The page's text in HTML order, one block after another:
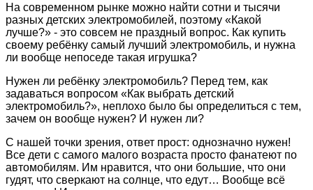
На современном рынке можно найти сотни и тысячи
разных детских электромобилей, поэтому «Какой
лучше?» - это совсем не праздный вопрос. Как купить
своему ребёнку самый лучший электромобиль, и нужна
ли вообще непоседе такая игрушка?
Нужен ли ребёнку электромобиль? Перед тем, как
задаваться вопросом «Как выбрать детский
электромобиль?», неплохо было бы определиться с тем,
зачем он вообще нужен? И нужен ли?
С нашей точки зрения, ответ прост: однозначно нужен!
Все дети с самого малого возраста просто фанатеют по
автомобилям. Им нравится, что они большие, что они
гудят, что сверкают на солнце, что едут… Вообще всё